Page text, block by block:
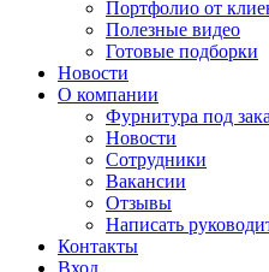
Портфолио от
Полезные видео
Готовые подборки
Новости
О компании
Фурнитура под
Новости
Сотрудники
Вакансии
Отзывы
Написать
Контакты
Вход